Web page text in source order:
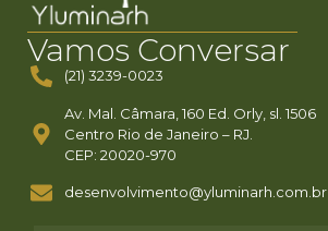
Vamos Conversar
(21) 3239-0023
Av. Mal. Câmara, 160 Ed. Orly, sl. 1506
Centro Rio de Janeiro – RJ.
CEP: 20020-970
desenvolvimento@yluminarh.com.br